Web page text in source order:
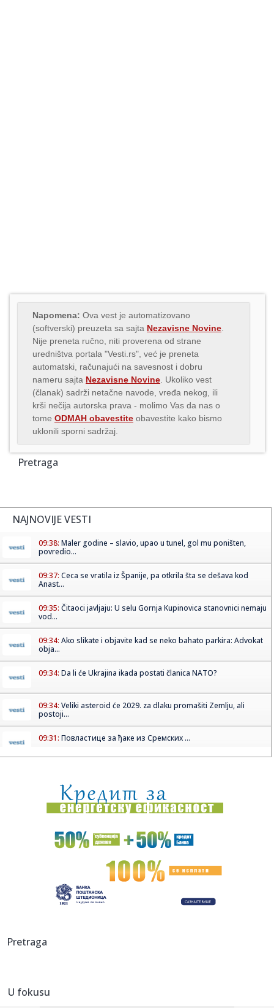
Napomena: Ova vest je automatizovano
(softverski) preuzeta sa sajta Nezavisne Novine
Nije preneta ručno, niti proverena od strane
uredništva portala "Vesti.rs", već je preneta
automatski, računajući na savesnost i dobru
nameru sajta Nezavisne Novine . Ukoliko vest
(članak) sadrži netačne navode, vređa nekog, ili
krši nečija autorska prava - molimo Vas da nas o
tome ODMAH obavestite obavestite kako bismo
uklonili sporni sadržaj.
Pretraga
NAJNOVIJE VESTI
09:38: Maler godine – slavio, upao u tunel, gol mu poništen,
povredio...
09:37: Ceca se vratila iz Španije, pa otkrila šta se dešava kod
Anast...
09:35: Čitaoci javljaju: U selu Gornja Kupinovica stanovnici nemaju
vod...
09:34: Ako slikate i objavite kad se neko bahato parkira: Advokat
obja...
09:34: Da li će Ukrajina ikada postati članica NATO?
09:34: Veliki asteroid će 2029. za dlaku promašiti Zemlju, ali
postoji...
09:31: Повластице за ђаке из Сремских ...
09:27:Концерт “IL TENORO” у дворишту Музеја ...
09:27:Obistinile se reči Jova Bakića, ali su uloge zamenjene;
Blokade...
Zelenski stao uz teritorijalni integritet Srbije, Priština
09:25:Tajfun Delfin juri ka Kini: Više od 500 brodova hitno vraćeno
09:18:
Pretraga
U fokusu